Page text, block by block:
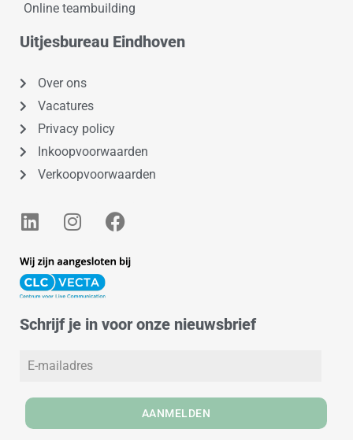
Online teambuilding
Uitjesbureau Eindhoven
Over ons
Vacatures
Privacy policy
Inkoopvoorwaarden
Verkoopvoorwaarden
L
i
k
e
i
I
n
t
a
r
m
F
a
e
o
Schrijf je in voor onze nieuwsbrief
AANMELDEN